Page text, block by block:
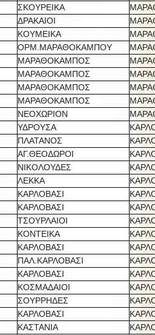
ΣΚΟΥΡΕΙΚΑ
ΔΡΑΚΑΙΟΙ
ΚΟΥΜΕΙΚΑ
ΟΡΜ.ΜΑΡΑΘΟΚΑΜΠΟΥ
ΜΑΡΑΘΟΚΑΜΠΟΣ
ΜΑΡΑΘΟΚΑΜΠΟΣ
ΜΑΡΑΘΟΚΑΜΠΟΣ
ΜΑΡΑΘΟΚΑΜΠΟΣ
ΝΕΟΧΩΡΙΟΝ
ΥΔΡΟΥΣΑ
ΠΛΑΤΑΝΟΣ
ΑΓ.ΘΕΟΔΩΡΟΙ
ΝΙΚΟΛΟΥΔΕΣ
ΛΕΚΚΑ
ΚΑΡΛΟΒΑΣΙ
ΚΑΡΛΟΒΑΣΙ
ΤΣΟΥΡΛΑΙΟΙ
ΚΟΝΤΕΙΚΑ
ΚΑΡΛΟΒΑΣΙ
ΠΑΛ.ΚΑΡΛΟΒΑΣΙ
ΚΑΡΛΟΒΑΣΙ
ΚΟΣΜΑΔΑΙΟΙ
ΣΟΥΡΡΗΔΕΣ
ΚΑΡΛΟΒΑΣΙ
ΚΑΣΤΑΝΙΑ